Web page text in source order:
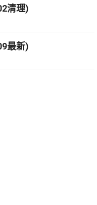
清理)
最新)